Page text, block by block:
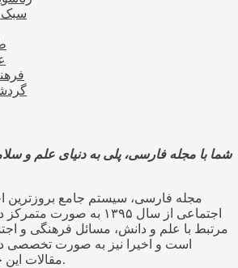
سبک
شما با مجله فارسی، پلی به دنیای علم و
مجله فارسی، سیستم جامع بروزترین
اجتماعی از سال ۱۳۹۵ به
مرتبط با علم و دانش، مسائل فرهنگی و
است و اخیرا نیز به صورت تخصصی
مقالات این حوزه‌ها فعالیت می کند.